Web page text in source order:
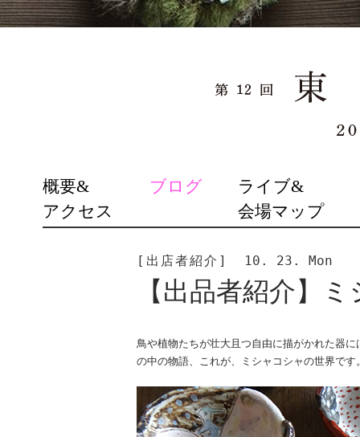
SKIP
TO
CONTENT
概要&
アクセス
ブログ
ライブ&
会場マップ
[出店者紹介] 10. 23. Mon
【出品者紹介】
鳥や植物たちが壮大且つ自由に描がかれた器
の中の物語、これが、ミシャコシャの世界です